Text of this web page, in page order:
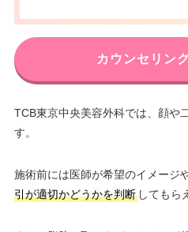
カウンセリン
TCB東京中央美容外科では、顔や
す。
施術前には医師が希望のイメージ
引が適切かどうかを判断してもら